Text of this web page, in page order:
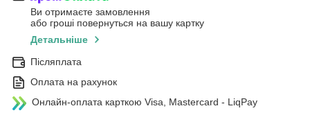
Ви отримаєте замовлення
або гроші повернуться на вашу картку
Детальніше
Післяплата
Оплата на рахунок
Онлайн-оплата карткою Visa, Mastercard - LiqPay